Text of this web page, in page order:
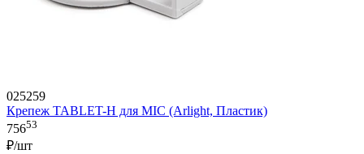
025259
Крепеж TABLET-H для MIC (Arlight, Пластик)
75653
₽/шт